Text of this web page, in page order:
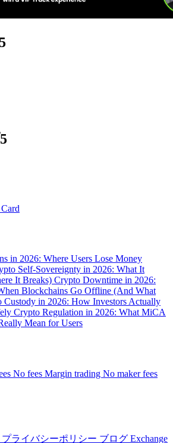
in 2026: Where Users Lose Money
Self-Sovereignty in 2026: What It
It Breaks) Crypto Downtime in 2026:
Blockchains Go Offline (And What
Custody in 2026: How Investors Actually
Crypto Regulation in 2026: What MiCA
Mean for Users
No fees Margin trading No maker fees
プライバシーポリシー ブログ Exchange